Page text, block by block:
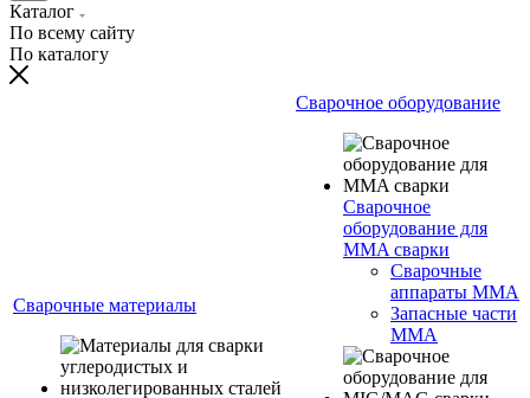
Каталог
По всему сайту
По каталогу
Сварочные материалы
Сварочное оборудование
Сварочное
оборудование для
MMA сварки
Сварочные
аппараты MMA
Запасные части
MMA